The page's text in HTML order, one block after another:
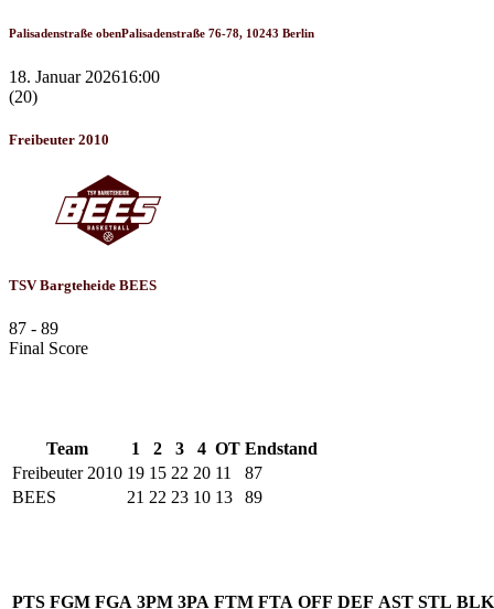
Palisadenstraße obenPalisadenstraße 76-78, 10243 Berlin
18. Januar 202616:00
(20)
Freibeuter 2010
TSV Bargteheide BEES
87 - 89
Final Score
Team 1 2 3 4 OT Endstand
Freibeuter 2010 19 15 22 20 11
87
BEES
21 22 23 10 13 89
PTS FGM FGA 3PM 3PA FTM FTA OFF DEF AST STL BLK